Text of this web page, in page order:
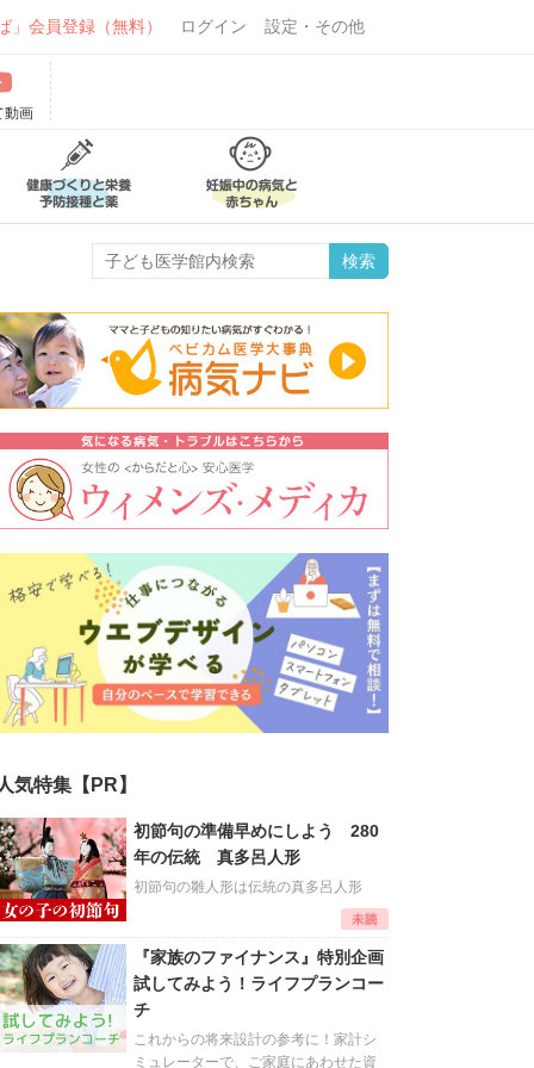
」会員登録（無料） ログイン 設定・その他
動画
人気特集【PR】
初節句の準備早めにしよう 280
年の伝統 真多呂人形
初節句の雛人形は伝統の真多呂人形
『家族のファイナンス』特別企画
試してみよう！ライフプランコー
チ
これからの将来設計の参考に！家計シ
ミュレーターで、ご家庭にあわせた資